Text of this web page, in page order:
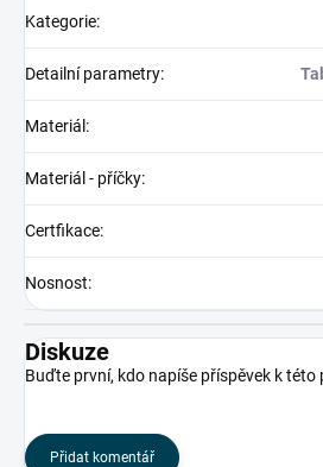
Kategorie:
Detailní parametry:
Materiál :
Materiál - příčky:
Certfikace:
Nosnost:
Diskuze
Buďte první, kdo napíše příspěvek k této
Přidat komentář